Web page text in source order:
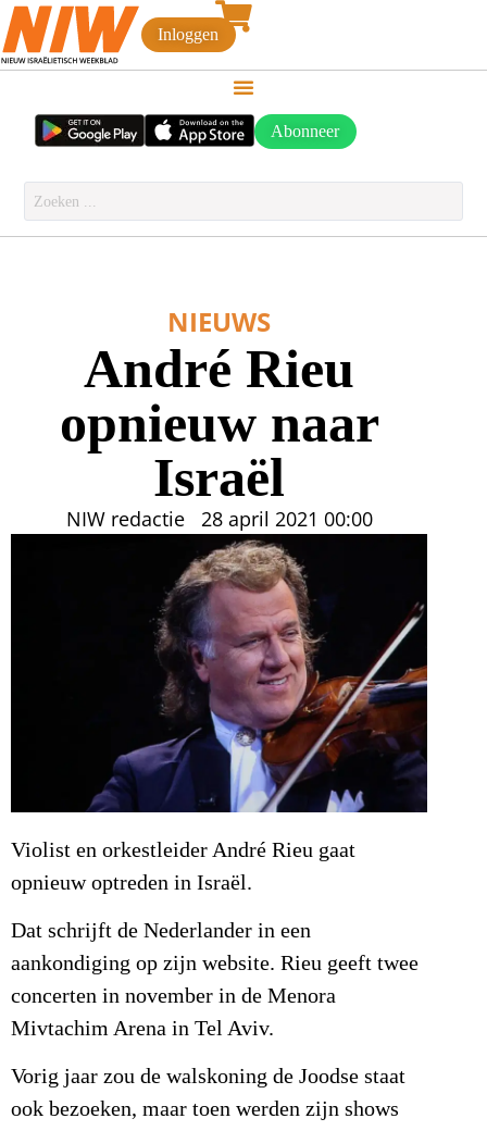
Inloggen
Abonneer
NIEUWS
André Rieu
opnieuw naar
Israël
NIW redactie 28 april 2021 00:00
Violist en orkestleider André Rieu gaat
opnieuw optreden in Israël.
Dat schrijft de Nederlander in een
aankondiging op zijn website. Rieu geeft twee
concerten in november in de Menora
Mivtachim Arena in Tel Aviv.
Vorig jaar zou de walskoning de Joodse staat
ook bezoeken, maar toen werden zijn shows